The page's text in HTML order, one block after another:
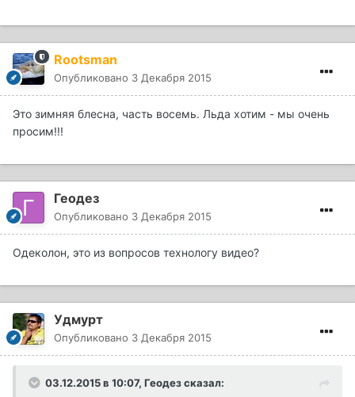
Rootsman
Опубликовано 3 Декабря 2015
Это зимняя блесна, часть восемь. Льда хотим - мы очень
просим!!!
Геодез
Опубликовано 3 Декабря 2015
Одеколон, это из вопросов технологу видео?
Удмурт
Опубликовано 3 Декабря 2015
03.12.2015 в 10:07, Геодез сказал: